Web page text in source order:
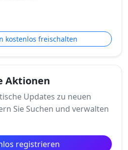
kostenlos freischalten
Aktionen
Updates zu neuen
Sie Suchen und verwalten
registrieren